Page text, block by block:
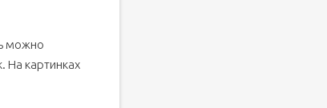
можно
На картинках